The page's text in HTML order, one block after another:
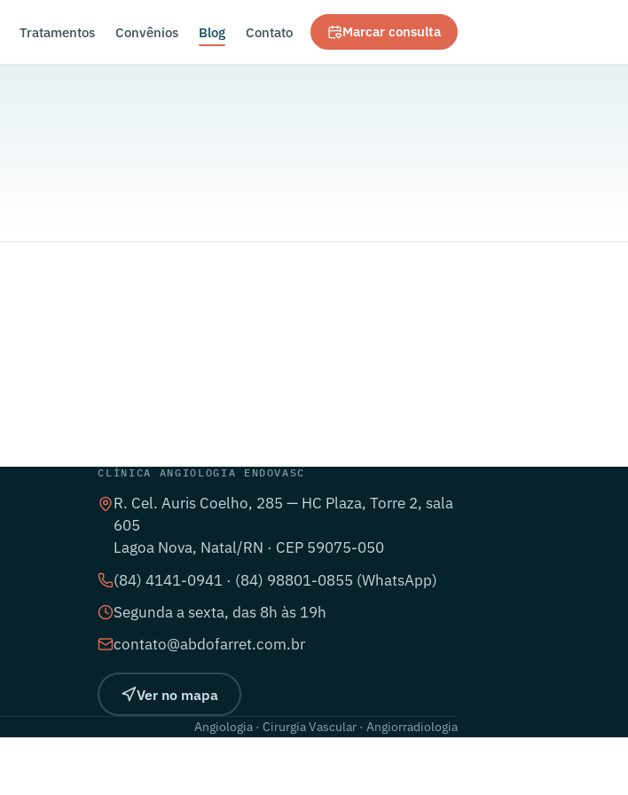
Tratamentos Convênios Blog Contato Marcar consulta
CLÍNICA ANGIOLOGIA ENDOVASC
R. Cel. Auris Coelho, 285 — HC Plaza, Torre 2, sala
605
Lagoa Nova, Natal/RN · CEP 59075-050
(84) 4141-0941 · (84) 98801-0855 (WhatsApp)
Segunda a sexta, das 8h às 19h
contato@abdofarret.com.br
Ver no mapa
Angiologia · Cirurgia Vascular · Angiorradiologia